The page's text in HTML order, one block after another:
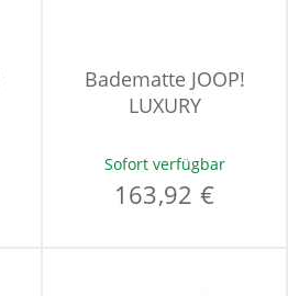
Badematte JOOP!
LUXURY
Sofort verfügbar
163,92 €